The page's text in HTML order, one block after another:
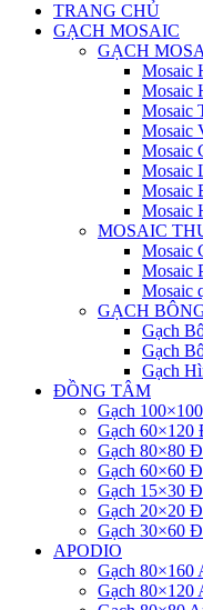
TRANG CHỦ
GẠCH MOSAIC
GẠCH
Mosaic
Mosaic
Mosaic
Mosaic
Mosaic
Mosaic
Mosaic
Mosaic
MOSAIC
Mosaic
Mosaic
Mosaic
GẠCH
Gạch
Gạch
Gạch
ĐỒNG TÂM
Gạch
Gạch 60×120
Gạch 80×80
Gạch 60×60
Gạch 15×30
Gạch 20×20
Gạch 30×60
APODIO
Gạch 80×160
Gạch 80×120